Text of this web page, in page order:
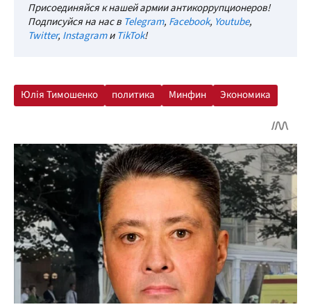
Присоединяйся к нашей армии антикоррупционеров!
Подписуйся на нас в Telegram, Facebook, Youtube,
Twitter, InstagramиTikTok!
Юлія Тимошенко политика Минфин Экономика